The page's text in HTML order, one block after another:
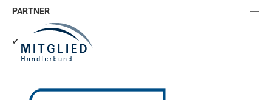
PARTNER
✔